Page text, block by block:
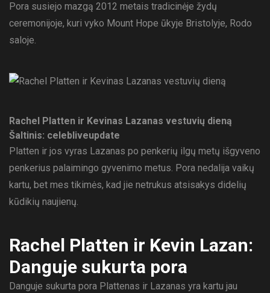
Pora susiejo mazgą 2012 metais tradicinėje žydų
ceremonijoje, kuri vyko Mount Hope ūkyje Bristolyje, Rodo
saloje.
Rachel Platten ir Kevinas Lazanas vestuvių dieną
Šaltinis: celebliveupdate
Platten ir jos vyras Lazanas po penkerių ilgų metų išgyveno
penkerius palaimingo gyvenimo metus. Pora nedalija vaikų
kartu, bet mes tikimės, kad jie netrukus atsisakys didelių
kūdikių naujienų.
Rachel Platten ir Kevin Lazan:
Danguje sukurta pora
Danguje sukurta pora Plattenas ir Lazanas yra kartu jau